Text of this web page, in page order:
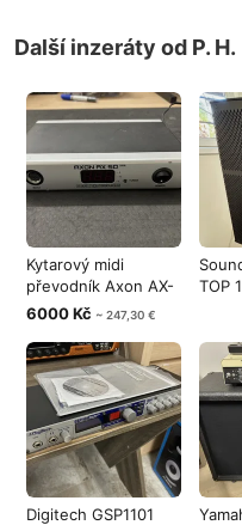
Další inzeráty od P. H.
Kytarový midi
převodník Axon AX-
50
6000 Kč ~ 247,30 €
TOP
Digitech GSP1101